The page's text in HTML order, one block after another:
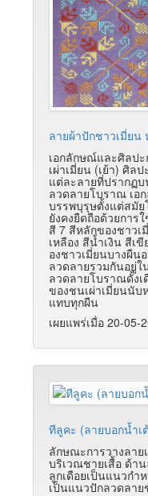
ลายผ้าปักชาวเมี่ยน
เอกลักษณ์และศิลป
เผ่าเมี่ยน (เย้า) ศิล
แต่ละลายที่ปรากฏ
ลวดลายโบราณ เอ
บรรพบุรุษตั้งแต่สมั
ยังคงยืดถือด้วยการ
สี 7 สีหลักของชาว
เหลือง สีน้ำเงิน สีเ
องชาวเมี่ยนบางผืน
ลวดลายรวมกันอยู่ใ
ลวดลายโบราณดั้ง
ของชนเผ่าเมี่ยนนับ
แทบทุกผืน
เผยแพร่เมื่อ 20-05-
ทีลูคะ (ลายบอกนํ้าเ
ลักษณะการวางลาย
บริเวณชายเสื้อ ด้า
ลูกเดือยเป็นแนวกำ
เป็นแนวปักลวดลา